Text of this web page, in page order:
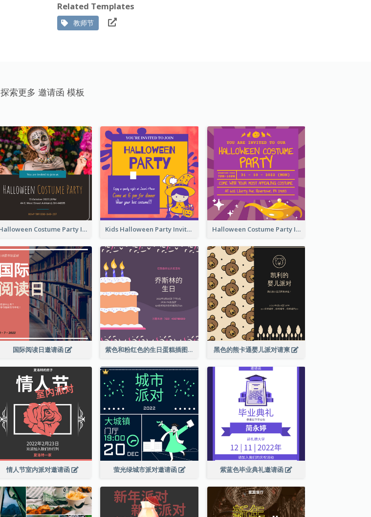
Related Templates
教师节
探索更多 邀请函 模板
Halloween Costume Party Invitation Kids Halloween Party Invitation Halloween Costume Party Invitation
国际阅读日邀请函 紫色和粉红色的生日蛋糕插图聚会请柬 黑色的熊卡通婴儿派对请柬
情人节室内派对邀请函 萤光绿城市派对邀请函 紫蓝色毕业典礼邀请函